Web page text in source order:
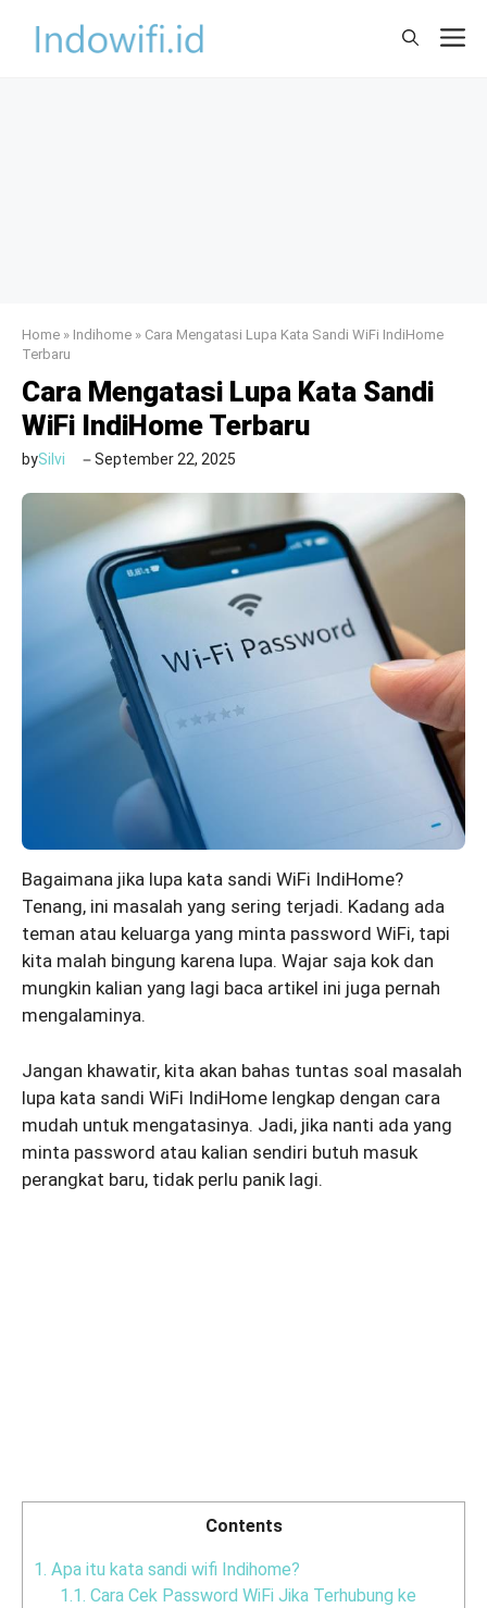
Home » Indihome » Cara Mengatasi Lupa Kata Sandi WiFi IndiHome
Terbaru
Cara Mengatasi Lupa Kata Sandi
WiFi IndiHome Terbaru
bySilvi September 22, 2025
Bagaimana jika lupa kata sandi WiFi IndiHome?
Tenang, ini masalah yang sering terjadi. Kadang ada
teman atau keluarga yang minta password WiFi, tapi
kita malah bingung karena lupa. Wajar saja kok dan
mungkin kalian yang lagi baca artikel ini juga pernah
mengalaminya.
Jangan khawatir, kita akan bahas tuntas soal masalah
lupa kata sandi WiFi IndiHome lengkap dengan cara
mudah untuk mengatasinya. Jadi, jika nanti ada yang
minta password atau kalian sendiri butuh masuk
perangkat baru, tidak perlu panik lagi.
Contents
1. Apa itu kata sandi wifi Indihome?
1.1. Cara Cek Password WiFi Jika Terhubung ke